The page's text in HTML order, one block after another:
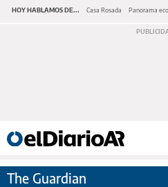
HOY HABLAMOS DE... Casa Rosada Panorama
The Guardian